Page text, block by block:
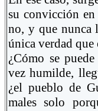
su convicción
no, y que nunca
única verdad
¿Cómo se
vez humilde,
¿el pueblo de
males solo